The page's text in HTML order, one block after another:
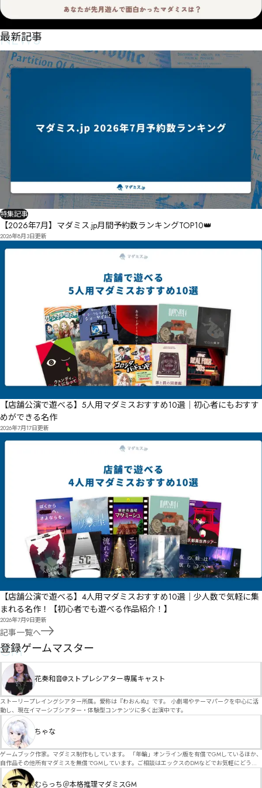
NEWS
最新記事
特集記事
【2026年7月】マダミス.jp月間予約数ランキングTOP10👑
2026年8月3日更新
【店舗公演で遊べる】5人用マダミスおすすめ10選｜初心者にもおすす
めができる名作
2026年7月17日更新
【店舗公演で遊べる】4人用マダミスおすすめ10選｜少人数で気軽に集
まれる名作！【初心者でも遊べる作品紹介！】
2026年7月9日更新
記事一覧へ
GM
登録ゲームマスター
花奏和音@ストプレシアター専属キャスト
ストーリープレイングシアター所属。愛称は『わおんぬ』です。 小劇場やテーマパークを中心に活
動し、現在イマーシブシアター・体験型コンテンツに多く出演中です。
ちゃな
ゲームブック作家。マダミス制作もしています。 「年輪」オンライン版を有償でGMしているほか、
自作品その他所有マダミスを無償でGMしています。ご相談はエックスのDMなどでお気軽にどう
ぞ。
むらっち＠本格推理マダミスGM